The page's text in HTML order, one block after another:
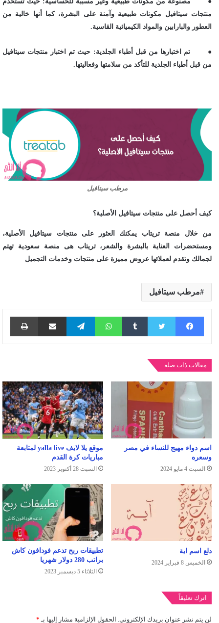
منتجات سيتافيل مكونات طبيعية وآمنة على البشرة، كما أنها خالية من
العطور والبارابين والمواد الكيميائية القاسية.
● تم اختبارها من قبل أطباء الجلدية: حيث تم اختبار منتجات سيتافيل
من قبل أطباء الجلدية للتأكد من سلامتها وفعاليتها.
مرطب سيتافيل
كيف أحصل على منتجات سيتافيل الأصلية؟
من خلال منصة تريتاب يمكنك العثور على منتجات سيتافيل الأصلية،
ومستحضرات العناية بالبشرة والشعر، تريتاب هى منصة سعودية تهتم
لجمالك وتقدم لعملائها عروض مميزة على منتجات وخدمات التجميل
مرطب سيتافيل
فيسبوك تويتر واتساب تيلقرام مشاركة عبر البريد
مقالات ذات صلة
اسم دواء مهيج للنساء في مصر
وسعره
السبت 4 مايو 2024
موقع يلا لايف yalla live لمتابعة
مباريات كرة القدم
السبت 28 أكتوبر 2023
دلع اسم اية
الخميس 8 فبراير 2024
تطبيقات ربح تدعم فودافون كاش
براتب 280 دولار شهريا
الثلاثاء 5 ديسمبر 2023
اترك تعليقاً
لن يتم نشر عنوان بريدك الإلكتروني. الحقول الإلزامية مشار إليها بـ *